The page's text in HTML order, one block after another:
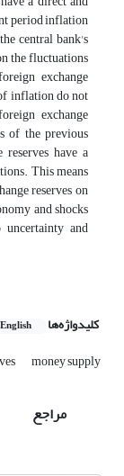
period inflation
central bank's
the fluctuations
exchange
inflation do not
exchange
of the previous
have a
This means
reserves on
and shocks
and
کلیدواژه‌ها English
money supply
مراجع